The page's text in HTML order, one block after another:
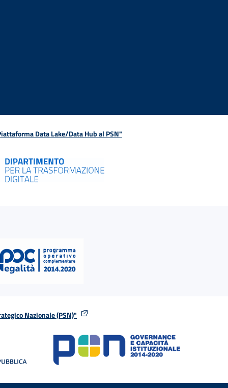
Data Lake/Data Hub al PSN"
Nazionale (PSN)"